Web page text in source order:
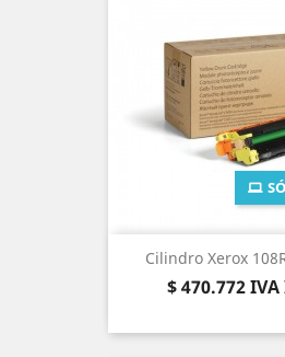
Cilindro Xerox
Precio
$ 470.772